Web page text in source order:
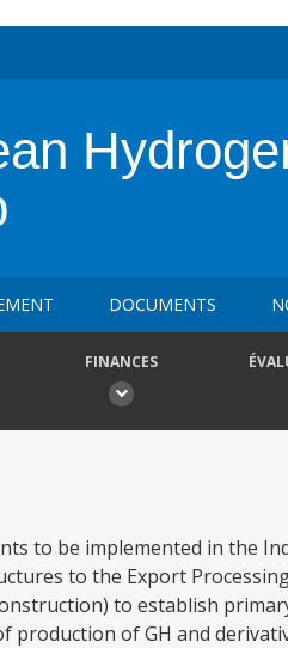
DOCUMENTS
FINANCES
to be implemented in the
to the Export
to establish
production of GH and